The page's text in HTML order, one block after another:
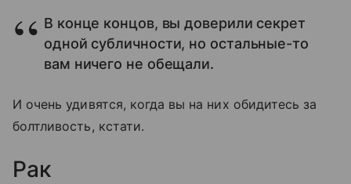
В конце концов, вы доверили секрет
одной субличности, но остальные-то
вам ничего не обещали.
И очень удивятся, когда вы на них обидитесь за
болтливость, кстати.
Рак